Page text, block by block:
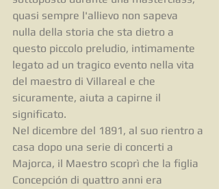
quasi sempre l'allievo non sapeva
nulla della storia che sta dietro a
questo piccolo preludio, intimamente
legato ad un tragico evento nella vita
del maestro di Villareal e che
sicuramente, aiuta a capirne il
significato.
Nel dicembre del 1891, al suo rientro a
casa dopo una serie di concerti a
Majorca, il Maestro scoprì che la figlia
Concepción di quattro anni era